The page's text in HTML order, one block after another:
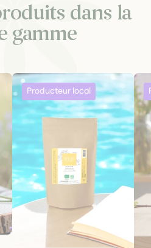
dans la
gamme